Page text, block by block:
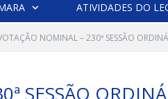
ATIVIDADES DO
NOMINAL – 230ª SESSÃO
SESSÃO